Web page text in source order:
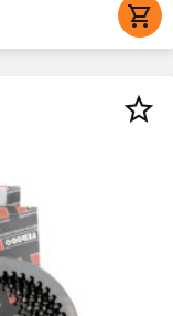
shopping_cart
star_border